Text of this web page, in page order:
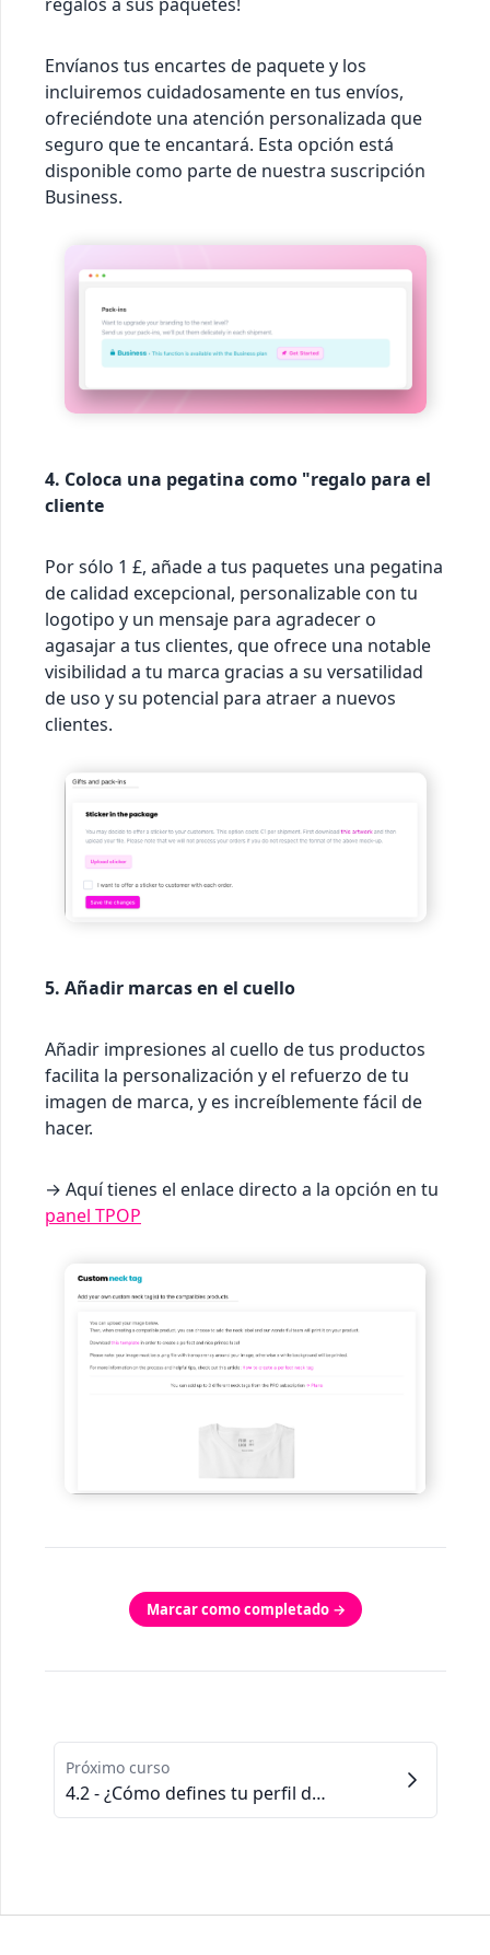
Envíanos tus encartes de paquete y los
incluiremos cuidadosamente en tus envíos,
ofreciéndote una atención personalizada que
seguro que te encantará. Esta opción está
disponible como parte de nuestra suscripción
Business.
4. Coloca una pegatina como "regalo para el
cliente
Por sólo 1 £, añade a tus paquetes una pegatina
de calidad excepcional, personalizable con tu
logotipo y un mensaje para agradecer o
agasajar a tus clientes, que ofrece una notable
visibilidad a tu marca gracias a su versatilidad
de uso y su potencial para atraer a nuevos
clientes.
5. Añadir marcas en el cuello
Añadir impresiones al cuello de tus productos
facilita la personalización y el refuerzo de tu
imagen de marca, y es increíblemente fácil de
hacer.
→ Aquí tienes el enlace directo a la opción en tu
panel TPOP
Marcar como completado →
Próximo curso
4.2 - ¿Cómo defines tu perfil de cliente?